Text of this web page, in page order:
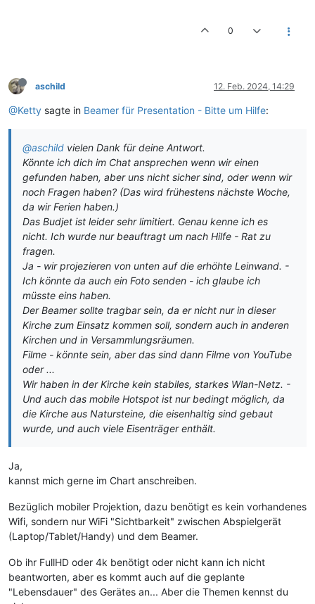
0
aschild 12. Feb. 2024, 14:29
@Ketty sagte in Beamer für Presentation - Bitte um Hilfe:
@aschild vielen Dank für deine Antwort.
Könnte ich dich im Chat ansprechen wenn wir einen
gefunden haben, aber uns nicht sicher sind, oder wenn wir
noch Fragen haben? (Das wird frühestens nächste Woche,
da wir Ferien haben.)
Das Budjet ist leider sehr limitiert. Genau kenne ich es
nicht. Ich wurde nur beauftragt um nach Hilfe - Rat zu
fragen.
Ja - wir projezieren von unten auf die erhöhte Leinwand. -
Ich könnte da auch ein Foto senden - ich glaube ich
müsste eins haben.
Der Beamer sollte tragbar sein, da er nicht nur in dieser
Kirche zum Einsatz kommen soll, sondern auch in anderen
Kirchen und in Versammlungsräumen.
Filme - könnte sein, aber das sind dann Filme von YouTube
oder ...
Wir haben in der Kirche kein stabiles, starkes Wlan-Netz. -
Und auch das mobile Hotspot ist nur bedingt möglich, da
die Kirche aus Natursteine, die eisenhaltig sind gebaut
wurde, und auch viele Eisenträger enthält.
Ja,
kannst mich gerne im Chart anschreiben.
Bezüglich mobiler Projektion, dazu benötigt es kein vorhandenes
Wifi, sondern nur WiFi "Sichtbarkeit" zwischen Abspielgerät
(Laptop/Tablet/Handy) und dem Beamer.
Ob ihr FullHD oder 4k benötigt oder nicht kann ich nicht
beantworten, aber es kommt auch auf die geplante
"Lebensdauer" des Gerätes an... Aber die Themen kennst du